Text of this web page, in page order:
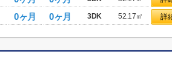
0ヶ月 0ヶ月 3DK 52.17㎡ 詳